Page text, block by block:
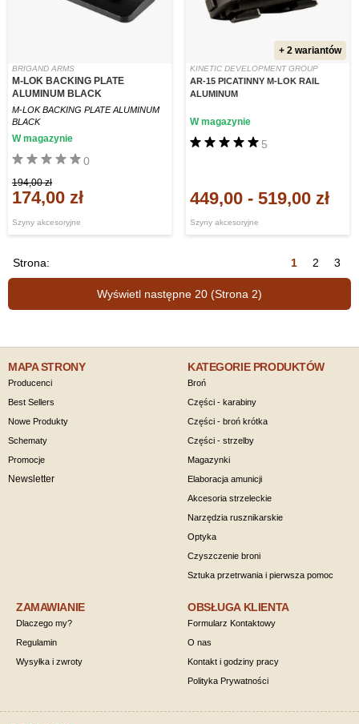
BRIGAND ARMS
M-LOK BACKING PLATE
ALUMINUM BLACK
M-LOK BACKING PLATE ALUMINUM
BLACK
Szyny akcesoryjne
0
W magazynie
194,00 zł
174,00 zł
+ 2 wariantów
KINETIC DEVELOPMENT GROUP
AR-15 PICATINNY M-LOK RAIL
ALUMINUM
Szyny akcesoryjne
5
W magazynie
449,00 - 519,00 zł
Wyświetl następne 20 (Strona 2)
Strona: 1 2 3
MAPA STRONY
Producenci
Best Sellers
Nowe Produkty
Schematy
Promocje
Newsletter
KATEGORIE PRODUKTÓW
Broń
Części - karabiny
Części - broń krótka
Części - strzelby
Magazynki
Elaboracja amunicji
Akcesoria strzeleckie
Narzędzia rusznikarskie
Optyka
Czyszczenie broni
Sztuka przetrwania i pierwsza pomoc
ZAMAWIANIE
Dlaczego my?
Regulamin
Wysyłka i zwroty
OBSŁUGA KLIENTA
Formularz Kontaktowy
O nas
Kontakt i godziny pracy
Polityka Prywatności